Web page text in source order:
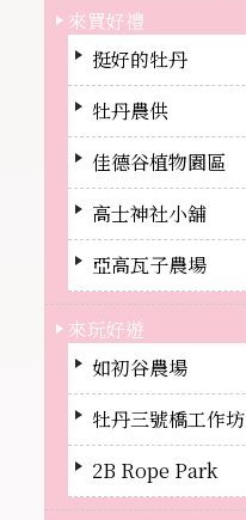
來買好禮
挺好的牡丹
牡丹農供
佳德谷植物園區
高士神社小舖
亞高瓦子農場
來玩好遊
如初谷農場
牡丹三號橋工作坊
2B Rope Park